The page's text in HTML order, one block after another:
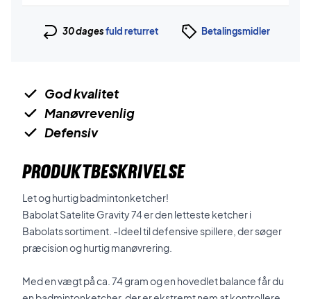
30 dagesfuld returret Betalingsmidler
God kvalitet
Manøvrevenlig
Defensiv
PRODUKTBESKRIVELSE
Let og hurtig badmintonketcher!
Babolat Satelite Gravity 74 er den letteste ketcher i
Babolats sortiment. -Ideel til defensive spillere, der søger
præcision og hurtig manøvrering.
Med en vægt på ca. 74 gram og en hovedlet balance får du